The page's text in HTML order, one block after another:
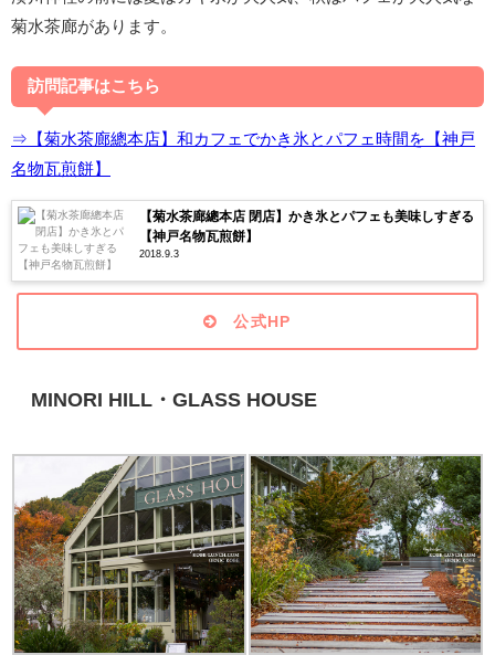
菊水茶廊があります。
訪問記事はこちら
⇒【菊水茶廊總本店】和カフェでかき氷とパフェ時間を【神戸
名物瓦煎餅】
【菊水茶廊總本店 閉店】かき氷とパフェも美味しすぎる
【神戸名物瓦煎餅】
2018.9.3
公式HP
MINORI HILL・GLASS HOUSE